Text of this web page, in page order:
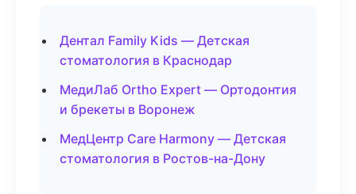
Дентал Family Kids — Детская
стоматология в Краснодар
МедиЛаб Ortho Expert — Ортодонтия
и брекеты в Воронеж
МедЦентр Care Harmony — Детская
стоматология в Ростов-на-Дону